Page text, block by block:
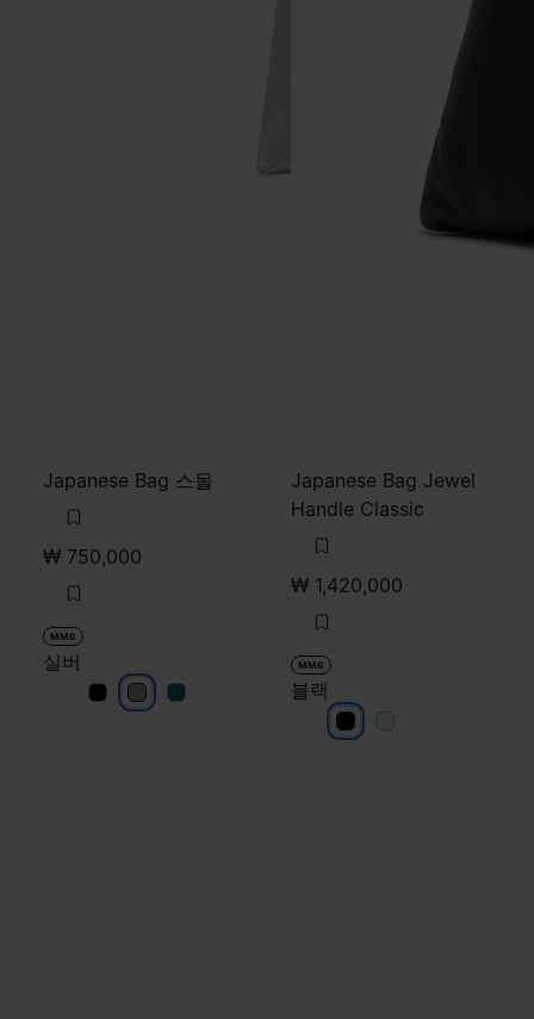
Japanese Bag 스몰
₩ 750,000
MM6
실버
실버 실버 실버
Japanese Bag Jewel
Handle Classic
₩ 1,420,000
MM6
블랙
블랙